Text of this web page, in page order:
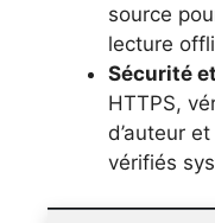
source
lecture
Sécurité
HTTPS,
d’auteur
vérifiés